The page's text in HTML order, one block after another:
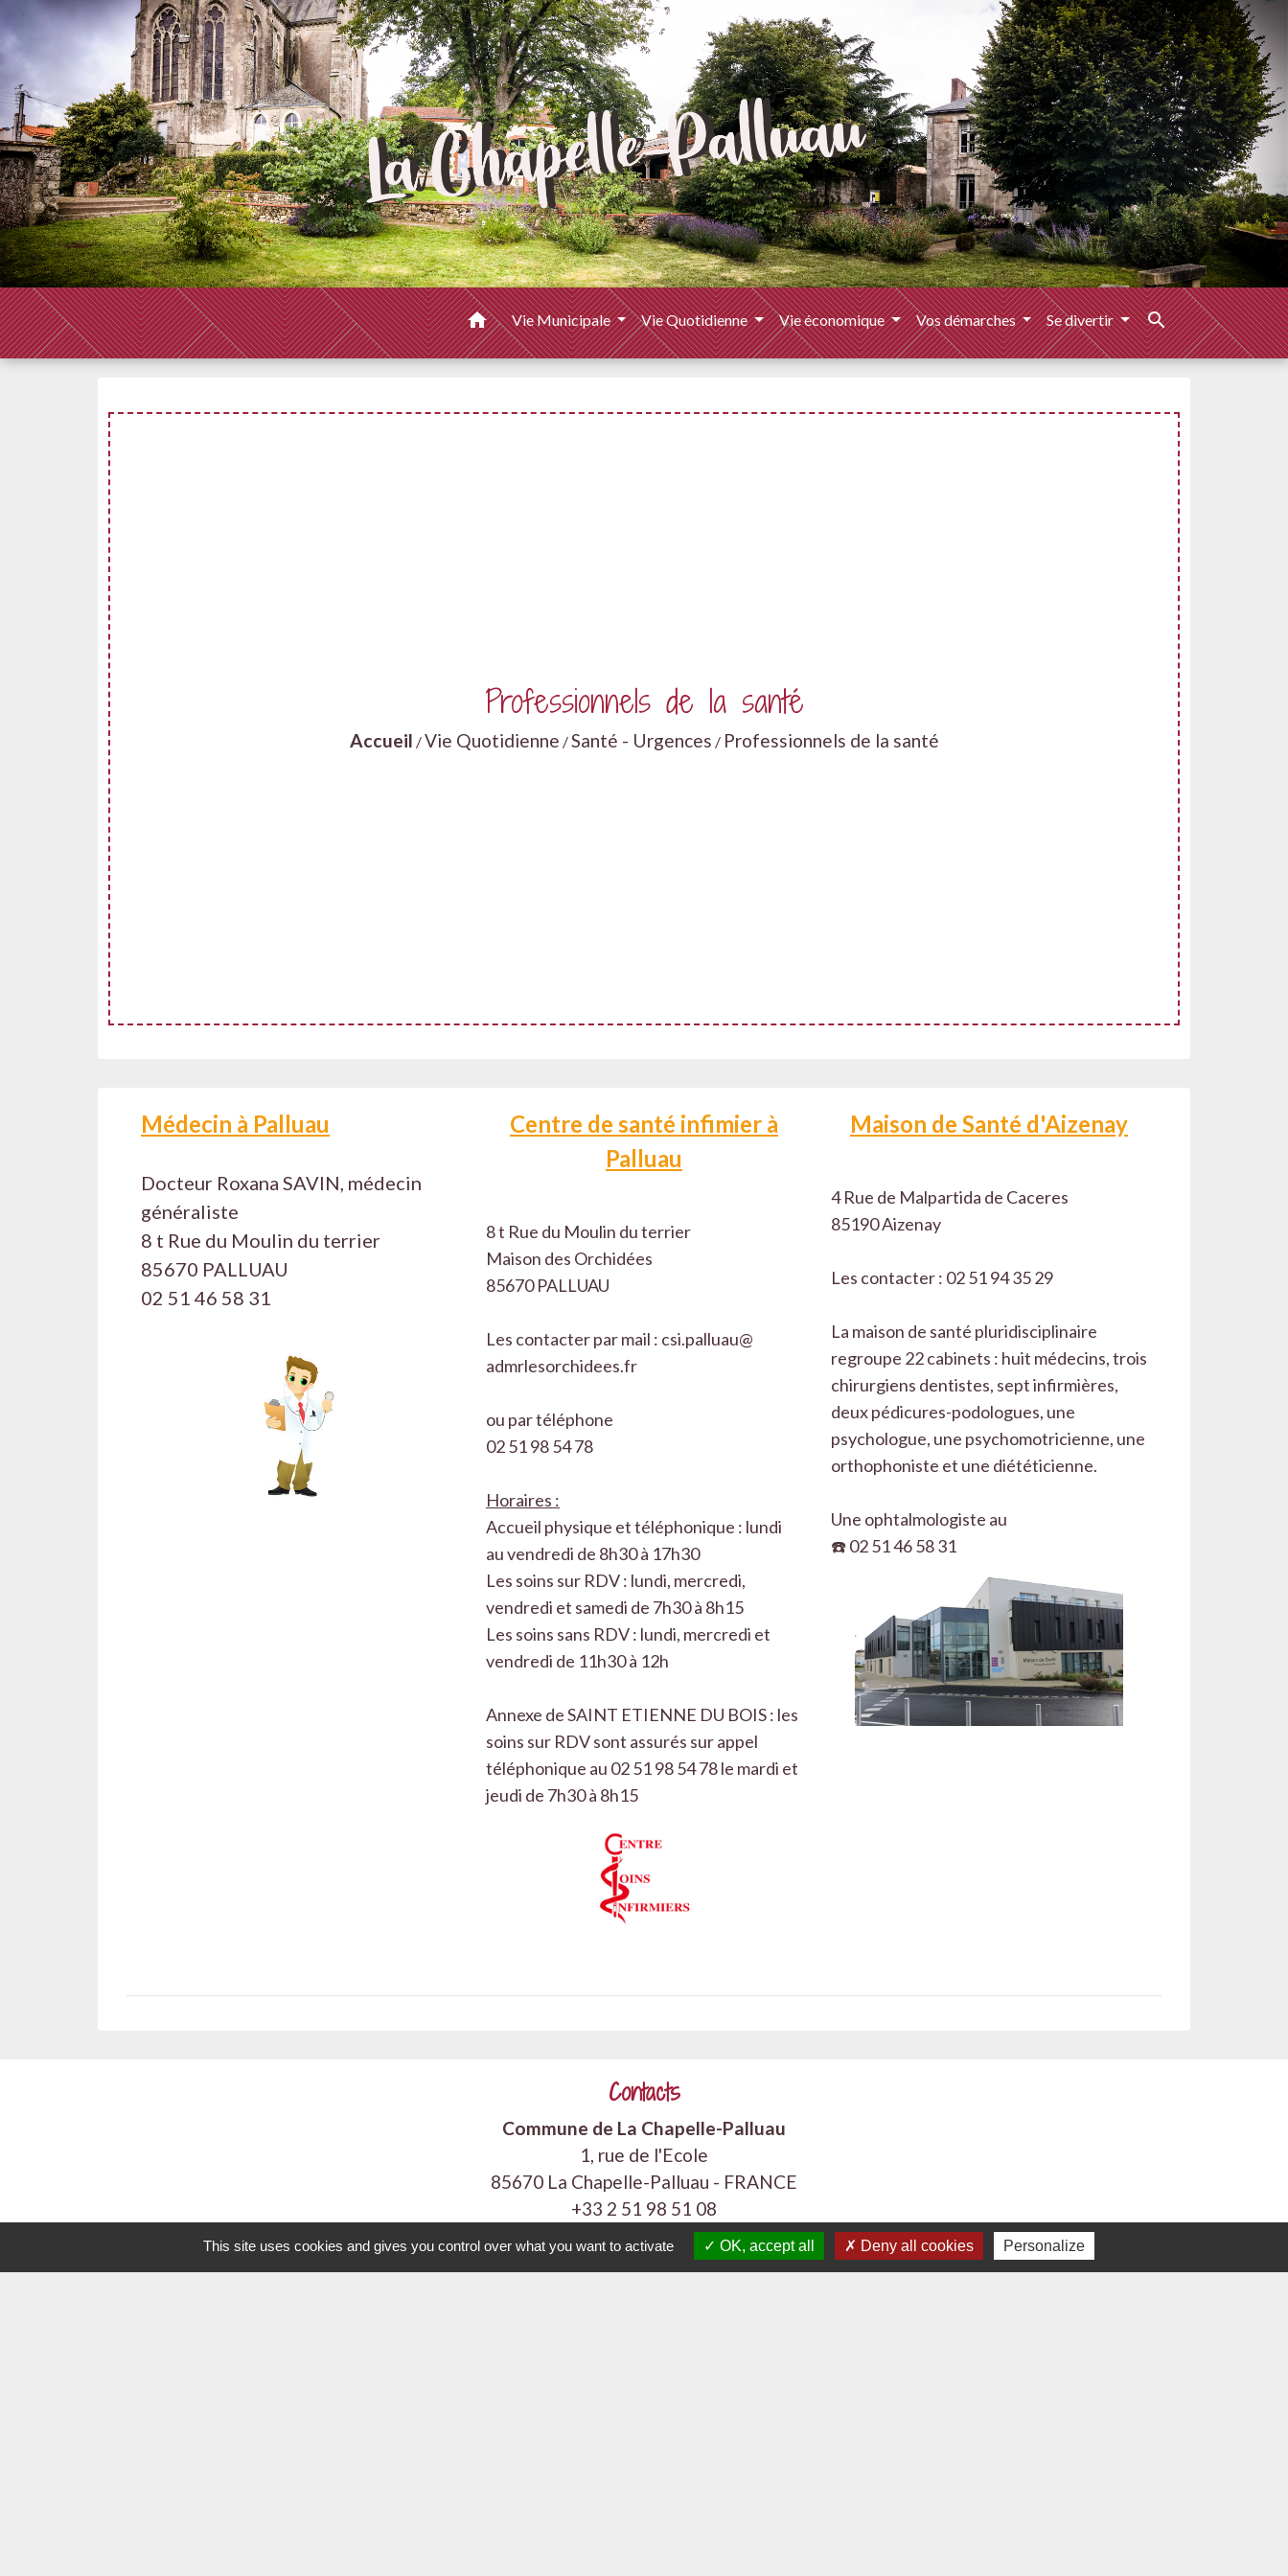
home Vie Municipale Vie Quotidienne Vie économique Vos démarches Se divertir search
Professionnels de la santé
Accueil /Vie Quotidienne /Santé - Urgences / Professionnels de la santé
Médecin à Palluau
Docteur Roxana SAVIN, médecin
généraliste
8 t Rue du Moulin du terrier
85670 PALLUAU
02 51 46 58 31
Centre de santé infimier à
Palluau
8 t Rue du Moulin du terrier
Maison des Orchidées
85670 PALLUAU
Les contacter par mail : csi.palluau@
admrlesorchidees.fr
ou par téléphone
02 51 98 54 78
Horaires :
Accueil physique et téléphonique : lundi
au vendredi de 8h30 à 17h30
Les soins sur RDV : lundi, mercredi,
vendredi et samedi de 7h30 à 8h15
Les soins sans RDV : lundi, mercredi et
vendredi de 11h30 à 12h
Annexe de SAINT ETIENNE DU BOIS : les
soins sur RDV sont assurés sur appel
téléphonique au 02 51 98 54 78 le mardi et
jeudi de 7h30 à 8h15
Maison de Santé d'Aizenay
4 Rue de Malpartida de Caceres
85190 Aizenay
Les contacter : 02 51 94 35 29
La maison de santé pluridisciplinaire
regroupe 22 cabinets : huit médecins, trois
chirurgiens dentistes, sept infirmières,
deux pédicures-podologues, une
psychologue, une psychomotricienne, une
orthophoniste et une diététicienne.
Une ophtalmologiste au
☎️ 02 51 46 58 31
Contacts
Commune de La Chapelle-Palluau
1, rue de l'Ecole
85670 La Chapelle-Palluau - FRANCE
+33 2 51 98 51 08
Contact par formulaire
This site uses cookies and gives you control over what you want to activate OK, accept all Deny all cookies Personalize